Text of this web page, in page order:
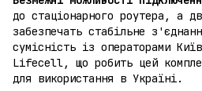
до стаціонарного роутера, а
забезпечать стабільне
сумісність із операторами
Lifecell, що робить цей
для використання в Україні.